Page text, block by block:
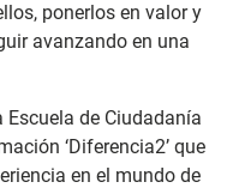
ponerlos en valor y
avanzando en una
de Ciudadanía
‘Diferencia2’ que
en el mundo de